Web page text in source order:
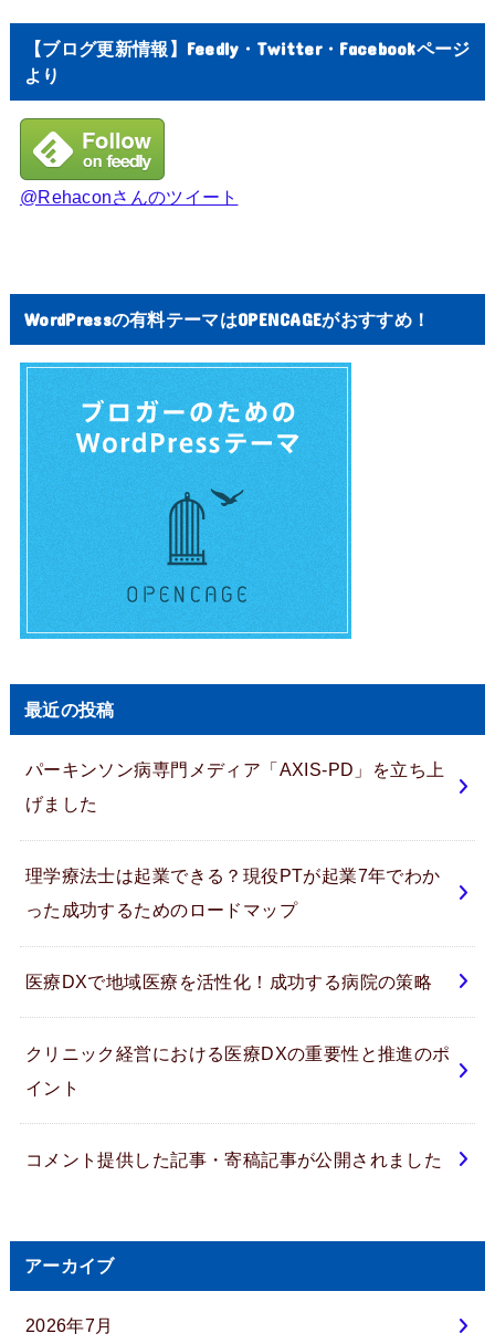
【ブログ更新情報】Feedly・Twitter・Facebookページ
より
@Rehaconさんのツイート
WordPressの有料テーマはOPENCAGEがおすすめ！
最近の投稿
パーキンソン病専門メディア「AXIS-PD」を立ち上
げました
理学療法士は起業できる？現役PTが起業7年でわか
った成功するためのロードマップ
医療DXで地域医療を活性化！成功する病院の策略
クリニック経営における医療DXの重要性と推進のポ
イント
コメント提供した記事・寄稿記事が公開されました
アーカイブ
2026年7月